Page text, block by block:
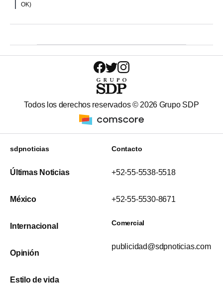
OK)
Todos los derechos reservados © 2026 Grupo SDP
sdpnoticias
Últimas Noticias
México
Internacional
Opinión
Estilo de vida
Contacto
+52-55-5538-5518
+52-55-5530-8671
Comercial
publicidad@sdpnoticias.com